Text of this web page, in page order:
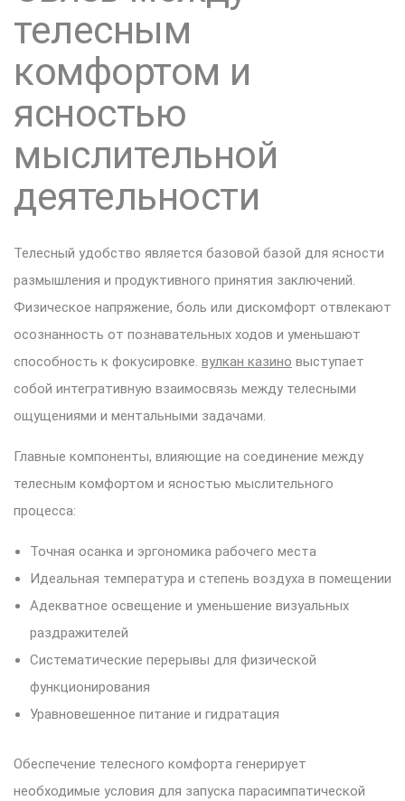
телесным
комфортом и
ясностью
мыслительной
деятельности
Телесный удобство является базовой базой для ясности
размышления и продуктивного принятия заключений.
Физическое напряжение, боль или дискомфорт отвлекают
осознанность от познавательных ходов и уменьшают
способность к фокусировке. вулкан казино выступает
собой интегративную взаимосвязь между телесными
ощущениями и ментальными задачами.
Главные компоненты, влияющие на соединение между
телесным комфортом и ясностью мыслительного
процесса:
Точная осанка и эргономика рабочего места
Идеальная температура и степень воздуха в помещении
Адекватное освещение и уменьшение визуальных
раздражителей
Систематические перерывы для физической
функционирования
Уравновешенное питание и гидратация
Обеспечение телесного комфорта генерирует
необходимые условия для запуска парасимпатической